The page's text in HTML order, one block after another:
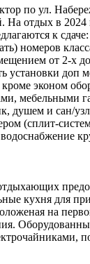
по ул.
На отдых в 2024
к
номеров
от 2-х
установки доп
эконом
мебельными
душем и сан/
(сплит-
кухня для
на